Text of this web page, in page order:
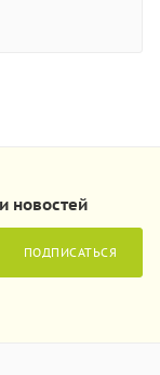
новостей
ПОДПИСАТЬСЯ